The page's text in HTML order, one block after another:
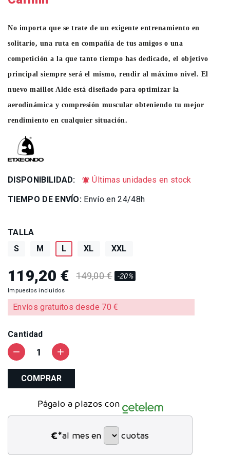
No importa que se trate de un exigente entrenamiento en
solitario, una ruta en compañía de tus amigos o una
competición a la que tanto tiempo has dedicado, el objetivo
principal siempre será el mismo, rendir al máximo nivel. El
nuevo maillot Alde está diseñado para optimizar la
aerodinámica y compresión muscular obteniendo tu mejor
rendimiento en cualquier situación.
DISPONIBILIDAD: notifications_active Últimas unidades en stock
TIEMPO DE ENVÍO: Envío en 24/48h
TALLA
S
M L XL XXL
119,20 € 149,00 € -20%
Impuestos incluidos
Envíos gratuitos desde 70 €
Cantidad
remove add
COMPRAR
Págalo a plazos con
€*al mes en cuotas